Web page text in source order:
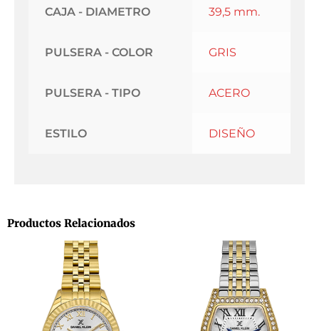
CAJA - DIAMETRO 39,5 mm.
PULSERA - COLOR GRIS
PULSERA - TIPO ACERO
ESTILO DISEÑO
Productos Relacionados